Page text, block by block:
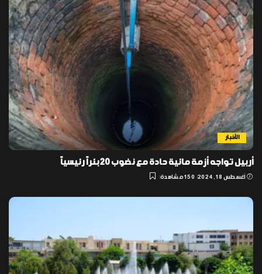
الأخبار
أربيل تواجه أزمة مائية حادة مع نضوب 20 بئراً رئيسياً
أغسطس 18, 2024 150 مشاهدة